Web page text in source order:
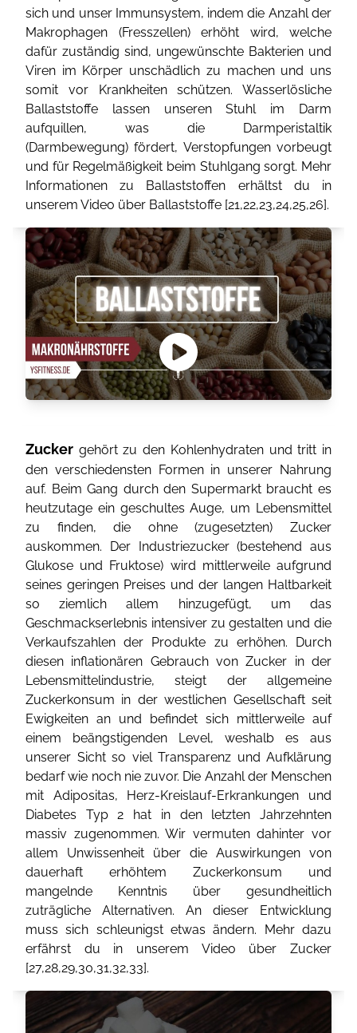
sich und unser Immunsystem, indem die Anzahl der
Makrophagen (Fresszellen) erhöht wird, welche
dafür zuständig sind, ungewünschte Bakterien und
Viren im Körper unschädlich zu machen und uns
somit vor Krankheiten schützen. Wasserlösliche
Ballaststoffe lassen unseren Stuhl im Darm
aufquillen, was die Darmperistaltik
(Darmbewegung) fördert, Verstopfungen vorbeugt
und für Regelmäßigkeit beim Stuhlgang sorgt. Mehr
Informationen zu Ballaststoffen erhältst du in
unserem Video über Ballaststoffe [21,22,23,24,25,26].
Zucker gehört zu den Kohlenhydraten und tritt in
den verschiedensten Formen in unserer Nahrung
auf. Beim Gang durch den Supermarkt braucht es
heutzutage ein geschultes Auge, um Lebensmittel
zu finden, die ohne (zugesetzten) Zucker
auskommen. Der Industriezucker (bestehend aus
Glukose und Fruktose) wird mittlerweile aufgrund
seines geringen Preises und der langen Haltbarkeit
so ziemlich allem hinzugefügt, um das
Geschmackserlebnis intensiver zu gestalten und die
Verkaufszahlen der Produkte zu erhöhen. Durch
diesen inflationären Gebrauch von Zucker in der
Lebensmittelindustrie, steigt der allgemeine
Zuckerkonsum in der westlichen Gesellschaft seit
Ewigkeiten an und befindet sich mittlerweile auf
einem beängstigenden Level, weshalb es aus
unserer Sicht so viel Transparenz und Aufklärung
bedarf wie noch nie zuvor. Die Anzahl der Menschen
mit Adipositas, Herz-Kreislauf-Erkrankungen und
Diabetes Typ 2 hat in den letzten Jahrzehnten
massiv zugenommen. Wir vermuten dahinter vor
allem Unwissenheit über die Auswirkungen von
dauerhaft erhöhtem Zuckerkonsum und
mangelnde Kenntnis über gesundheitlich
zuträgliche Alternativen. An dieser Entwicklung
muss sich schleunigst etwas ändern. Mehr dazu
erfährst du in unserem Video über Zucker
[27,28,29,30,31,32,33].